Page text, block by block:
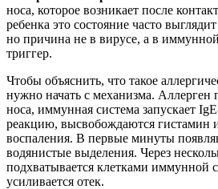
носа, которое возникает после
ребенка это состояние часто
но причина не в вирусе, а в
триггер.
Чтобы объяснить, что такое
нужно начать с механизма. Аллерген
носа, иммунная система запускает
реакцию, высвобождаются гистамин
воспаления. В первые минуты
водянистые выделения. Через
подхватывается клетками иммунной
усиливается отек.